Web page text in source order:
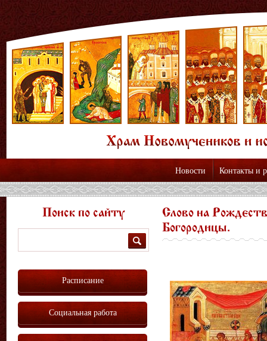
Новости Контакты и
Слово на
Богородицы.
Поиск по сайту
Расписание
Социальная работа